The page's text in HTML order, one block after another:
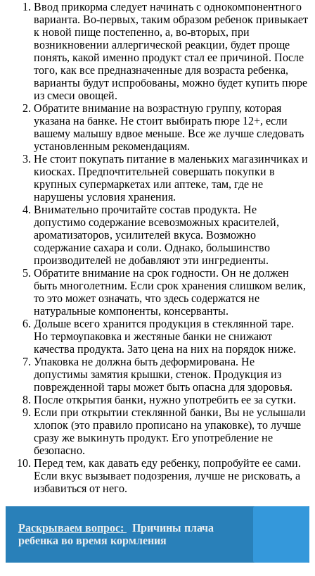
Ввод прикорма следует начинать с однокомпонентного
варианта. Во-первых, таким образом ребенок привыкает
к новой пище постепенно, а, во-вторых, при
возникновении аллергической реакции, будет проще
понять, какой именно продукт стал ее причиной. После
того, как все предназначенные для возраста ребенка,
варианты будут испробованы, можно будет купить пюре
из смеси овощей.
Обратите внимание на возрастную группу, которая
указана на банке. Не стоит выбирать пюре 12+, если
вашему малышу вдвое меньше. Все же лучше следовать
установленным рекомендациям.
Не стоит покупать питание в маленьких магазинчиках и
киосках. Предпочтительней совершать покупки в
крупных супермаркетах или аптеке, там, где не
нарушены условия хранения.
Внимательно прочитайте состав продукта. Не
допустимо содержание всевозможных красителей,
ароматизаторов, усилителей вкуса. Возможно
содержание сахара и соли. Однако, большинство
производителей не добавляют эти ингредиенты.
Обратите внимание на срок годности. Он не должен
быть многолетним. Если срок хранения слишком велик,
то это может означать, что здесь содержатся не
натуральные компоненты, консерванты.
Дольше всего хранится продукция в стеклянной таре.
Но термоупаковка и жестяные банки не снижают
качества продукта. Зато цена на них на порядок ниже.
Упаковка не должна быть деформирована. Не
допустимы замятия крышки, стенок. Продукция из
поврежденной тары может быть опасна для здоровья.
После открытия банки, нужно употребить ее за сутки.
Если при открытии стеклянной банки, Вы не услышали
хлопок (это правило прописано на упаковке), то лучше
сразу же выкинуть продукт. Его употребление не
безопасно.
Перед тем, как давать еду ребенку, попробуйте ее сами.
Если вкус вызывает подозрения, лучше не рисковать, а
избавиться от него.
Раскрываем вопрос:
Причины плача
ребенка во время кормления